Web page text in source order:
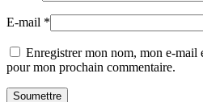
E-mail *
Enregistrer mon nom, mon e-mail
pour mon prochain commentaire.